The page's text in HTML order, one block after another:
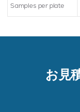
Samples per plate
お見